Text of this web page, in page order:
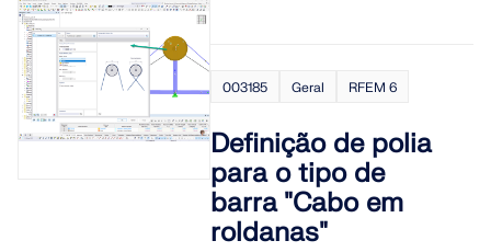
003185 Geral RFEM 6
Definição de polia
para o tipo de
barra "Cabo em
roldanas"